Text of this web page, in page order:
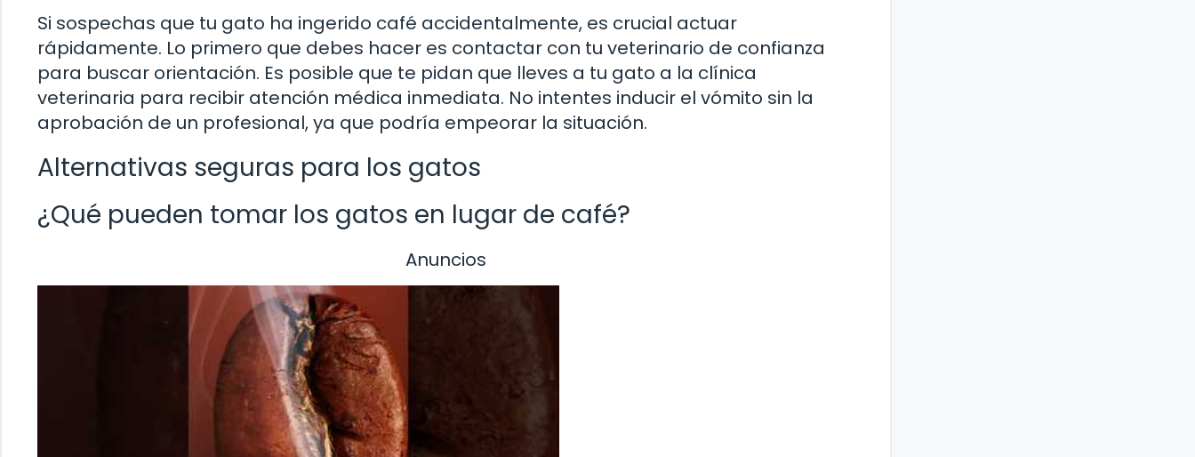
Si sospechas que tu gato ha ingerido café accidentalmente, es crucial actuar
rápidamente. Lo primero que debes hacer es contactar con tu veterinario de confianza
para buscar orientación. Es posible que te pidan que lleves a tu gato a la clínica
veterinaria para recibir atención médica inmediata. No intentes inducir el vómito sin la
aprobación de un profesional, ya que podría empeorar la situación.
Alternativas seguras para los gatos
¿Qué pueden tomar los gatos en lugar de café?
Anuncios